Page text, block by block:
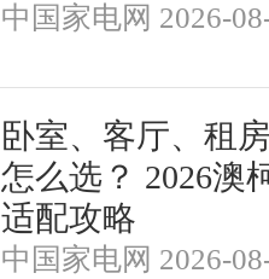
中国家电网 2026-
卧室、客厅、租
怎么选？ 2026澳
适配攻略
中国家电网 2026-